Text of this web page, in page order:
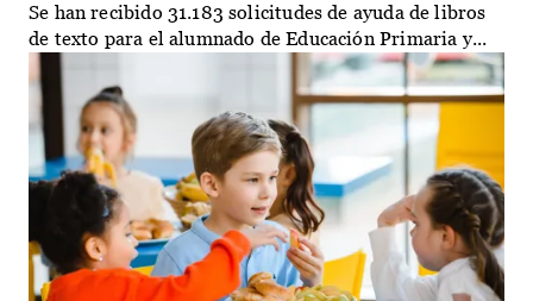
Se han recibido 31.183 solicitudes de ayuda de libros
de texto para el alumnado de Educación Primaria y...